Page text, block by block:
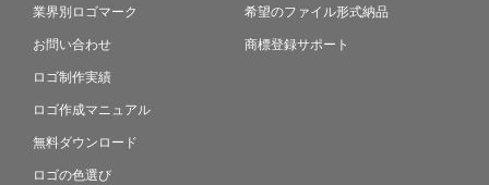
業界別ロゴマーク
お問い合わせ
ロゴ制作実績
ロゴ作成マニュアル
無料ダウンロード
ロゴの色選び
希望のファイル形式納品
商標登録サポート